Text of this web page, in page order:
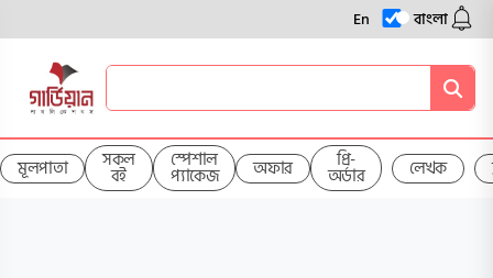
En বাংলা
মূলপাতা সকল
বই
স্পেশাল
প্যাকেজ অফার প্রি-
অর্ডার লেখক